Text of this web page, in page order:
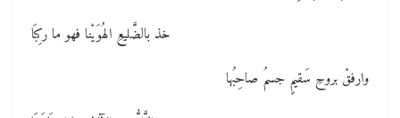
خذ بالضَّليعِ الهُوَيْنا فهو ما ركِبَا
وارفقْ بروحِ سَقيمٍ جسمُ صاحِبُها